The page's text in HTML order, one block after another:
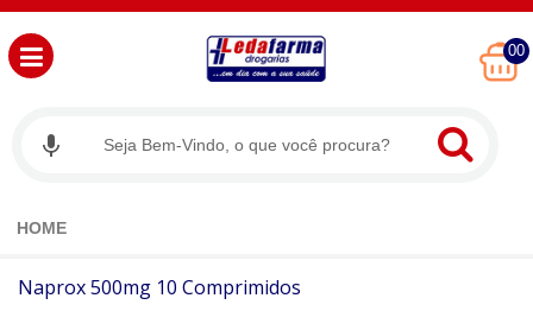
00
HOME
Naprox 500mg 10 Comprimidos